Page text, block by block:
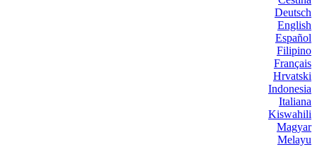
Deutsch
English
Español
Filipino
Français
Hrvatski
Indonesia
Italiana
Kiswahili
Magyar
Melayu